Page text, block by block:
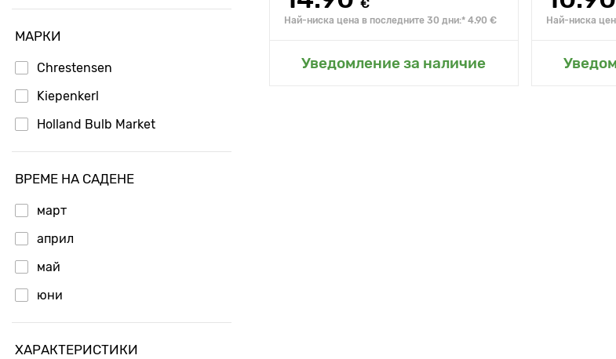
МАРКИ
Chrestensen
Kiepenkerl
Holland Bulb Market
ВРЕМЕ НА САДЕНЕ
март
април
май
юни
ХАРАКТЕРИСТИКИ
€
Най-ниска цена в последните 30 дни:* 4.90 €
Уведомление за наличие
Добавяне в моята градина
Най-ниска